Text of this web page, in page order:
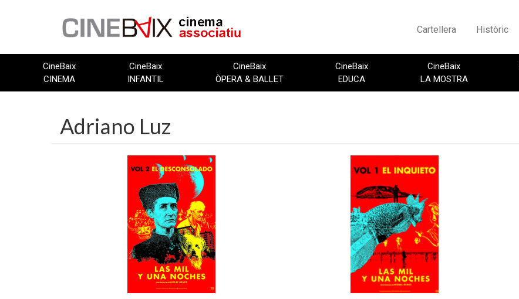
Cartellera Històric
CineBaix
CINEMA
CineBaix
INFANTIL
CineBaix
ÒPERA & BALLET
CineBaix
EDUCA
CineBaix
LA MOSTRA
Adriano Luz